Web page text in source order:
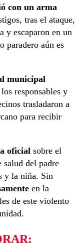
con un arma
tras el ataque,
y escaparon en un
paradero aún es
municipal
responsables y
trasladaron a
para recibir
oficial sobre el
salud del padre
y la niña. Sin
en la
de este violento